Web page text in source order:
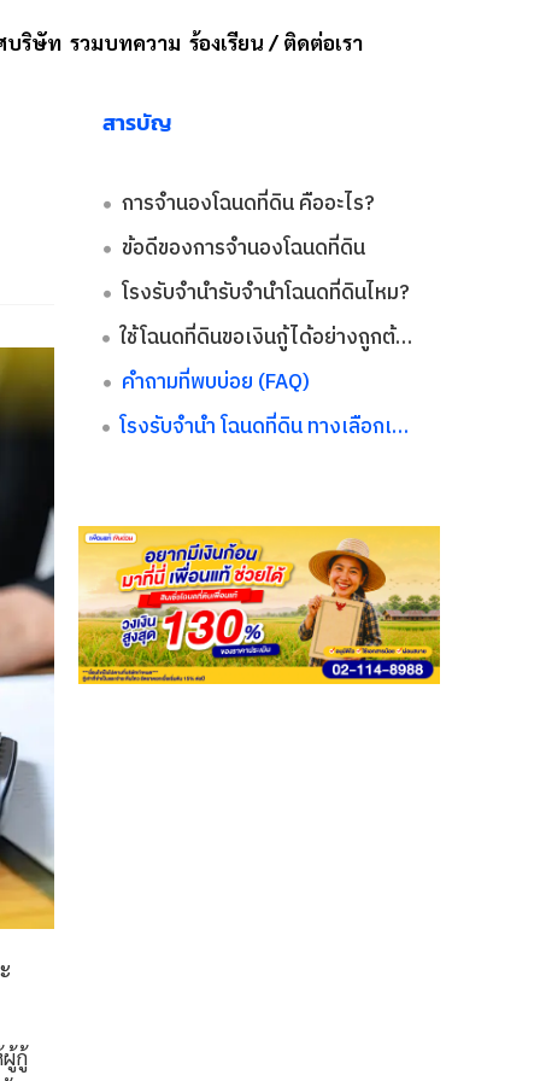
บริษัท รวมบทความ ร้องเรียน / ติดต่อเรา
ผู้กู้
สารบัญ
การจำนองโฉนดที่ดิน คืออะไร?
ข้อดีของการจำนองโฉนดที่ดิน
โรงรับจำนำรับจำนำโฉนดที่ดินไหม?
ใช้โฉนดที่ดินขอเงินกู้ได้อย่างถูกต้องตามกฎหมายจากไหนได้บ้าง?
คำถามที่พบบ่อย (FAQ)
โรงรับจํานํา โฉนดที่ดิน ทางเลือกเงินทุนที่ควรเลือกให้ปลอดภัย